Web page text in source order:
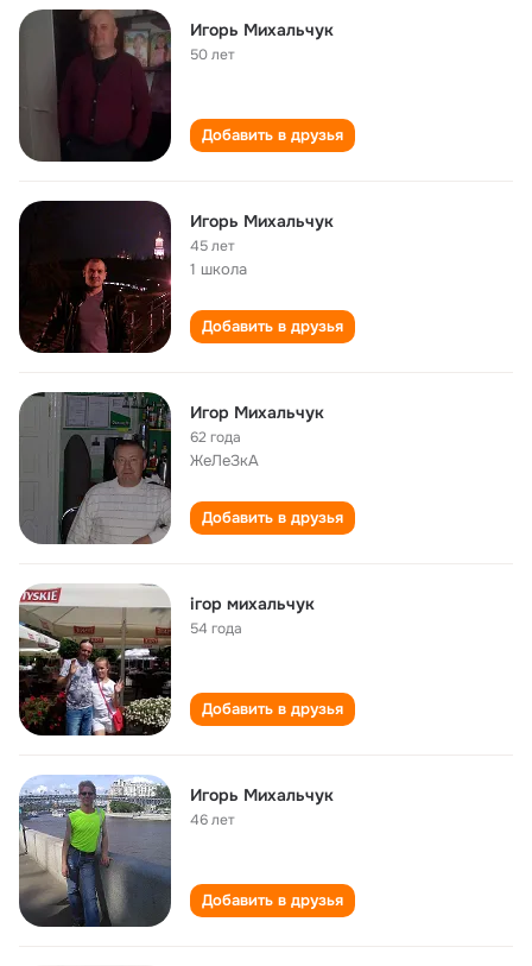
Игорь Михальчук
50 лет
Добавить в друзья
Игорь Михальчук
45 лет
1 школа
Добавить в друзья
Игор Михальчук
62 года
ЖеЛеЗкА
Добавить в друзья
ігор михальчук
54 года
Добавить в друзья
Игорь Михальчук
46 лет
Добавить в друзья